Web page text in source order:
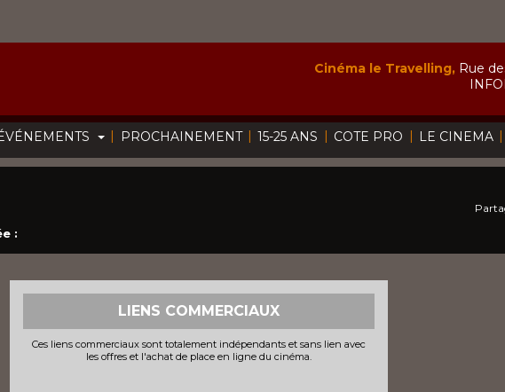
| PROCHAINEMENT | 15-25 ANS | COTE PRO | LE CINEMA |
Cinéma le Travelling, Rue
:
LIENS COMMERCIAUX
Ces liens commerciaux sont totalement indépendants et sans lien avec
les offres et l'achat de place en ligne du cinéma.